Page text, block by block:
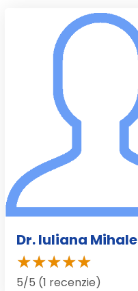
Dr. Iuliana Mihale
5/5 (1 recenzie)